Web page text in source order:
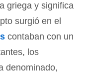
griega y significa
surgió en el
contaban con un
los
denominado,